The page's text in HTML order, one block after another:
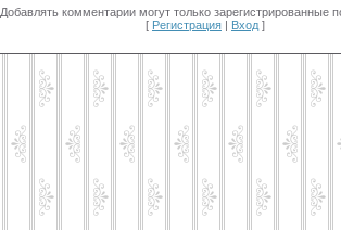
Добавлять комментарии могут только зарегистрированные
[ Регистрация | Вход ]